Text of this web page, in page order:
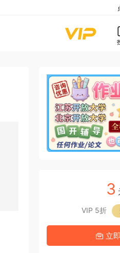
3
VIP 5折
立